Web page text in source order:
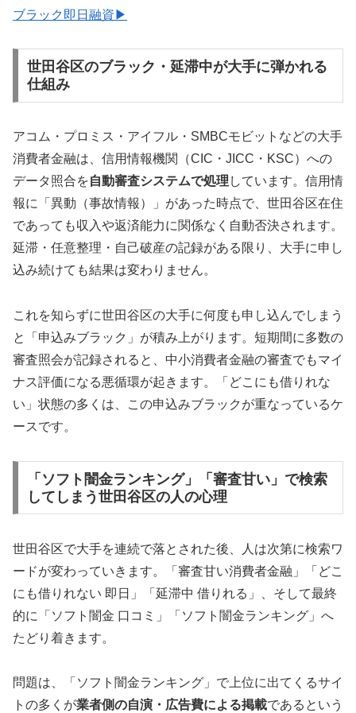
ブラック即日融資▶
世田谷区のブラック・延滞中が大手に弾かれる
仕組み
アコム・プロミス・アイフル・SMBCモビットなどの大手
消費者金融は、信用情報機関（CIC・JICC・KSC）への
データ照合を自動審査システムで処理 しています。信用情
報に「異動（事故情報）」があった時点で、世田谷区在住
であっても収入や返済能力に関係なく自動否決されます。
延滞・任意整理・自己破産の記録がある限り、大手に申し
込み続けても結果は変わりません。
これを知らずに世田谷区の大手に何度も申し込んでしまう
と「申込みブラック」が積み上がります。短期間に多数の
審査照会が記録されると、中小消費者金融の審査でもマイ
ナス評価になる悪循環が起きます。「どこにも借りれな
い」状態の多くは、この申込みブラックが重なっているケ
ースです。
「ソフト闇金ランキング」「審査甘い」で検索
してしまう世田谷区の人の心理
世田谷区で大手を連続で落とされた後、人は次第に検索ワ
ードが変わっていきます。「審査甘い消費者金融」「どこ
にも借りれない 即日」「延滞中 借りれる」、そして最終
的に「ソフト闇金 口コミ」「ソフト闇金ランキング」へ
たどり着きます。
問題は、「ソフト闇金ランキング」で上位に出てくるサイ
トの多くが業者側の自演・広告費による掲載であるという